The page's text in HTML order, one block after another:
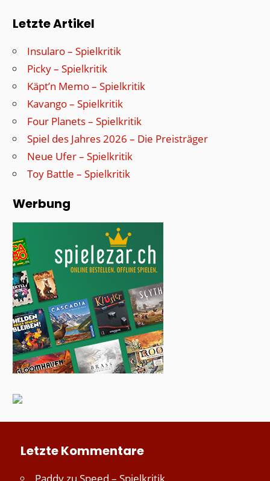
Letzte Artikel
Insularo – Spielkritik
Picky – Spielkritik
Käpt’n Memo – Spielkritik
Kavango – Spielkritik
Four Planets – Spielkritik
Spiel des Jahres 2026 – Die Preisträger
Neue Ufer – Spielkritik
Toy Battle – Spielkritik
Werbung
Letzte Kommentare
Paddy zu Speed – Spielkritik